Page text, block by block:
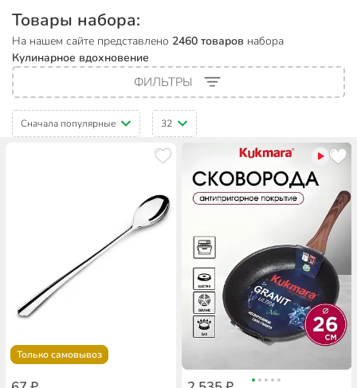
Товары набора:
На нашем сайте представлено 2460 товаров набора
Кулинарное вдохновение
ФИЛЬТРЫ
Сначала популярные 32
Только самовывоз